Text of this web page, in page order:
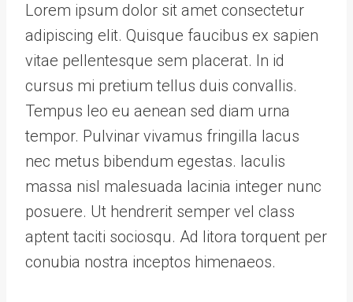
Lorem ipsum dolor sit amet consectetur
adipiscing elit. Quisque faucibus ex sapien
vitae pellentesque sem placerat. In id
cursus mi pretium tellus duis convallis.
Tempus leo eu aenean sed diam urna
tempor. Pulvinar vivamus fringilla lacus
nec metus bibendum egestas. Iaculis
massa nisl malesuada lacinia integer nunc
posuere. Ut hendrerit semper vel class
aptent taciti sociosqu. Ad litora torquent per
conubia nostra inceptos himenaeos.